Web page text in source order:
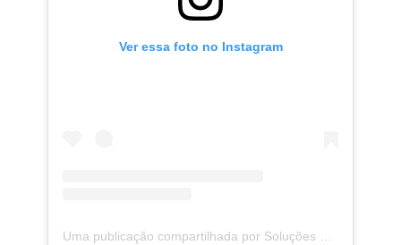
Ver essa foto no Instagram